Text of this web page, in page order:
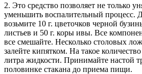
2. Это средство позволяет не только
уменьшить воспалительный процесс.
возьмите 10 г. цветочков черной
листьев и 50 г. коры ивы. Все
все смешайте. Несколько столовых
залейте кипятком. На такое
литра жидкости. Принимайте настой
половинке стакана до приема пищи.